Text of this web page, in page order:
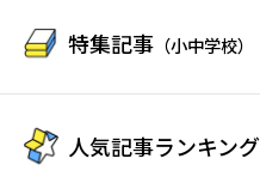
特集記事 （小中学校）
人気記事ランキング